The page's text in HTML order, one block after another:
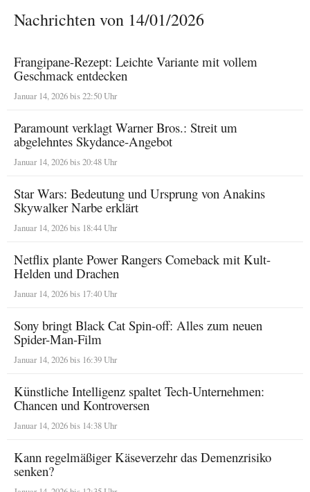
Nachrichten von 14/01/2026
Frangipane-Rezept: Leichte Variante mit vollem
Geschmack entdecken
Januar 14, 2026 bis 22:50 Uhr
Paramount verklagt Warner Bros.: Streit um
abgelehntes Skydance-Angebot
Januar 14, 2026 bis 20:48 Uhr
Star Wars: Bedeutung und Ursprung von Anakins
Skywalker Narbe erklärt
Januar 14, 2026 bis 18:44 Uhr
Netflix plante Power Rangers Comeback mit Kult-
Helden und Drachen
Januar 14, 2026 bis 17:40 Uhr
Sony bringt Black Cat Spin-off: Alles zum neuen
Spider-Man-Film
Januar 14, 2026 bis 16:39 Uhr
Künstliche Intelligenz spaltet Tech-Unternehmen:
Chancen und Kontroversen
Januar 14, 2026 bis 14:38 Uhr
Kann regelmäßiger Käseverzehr das Demenzrisiko
senken?